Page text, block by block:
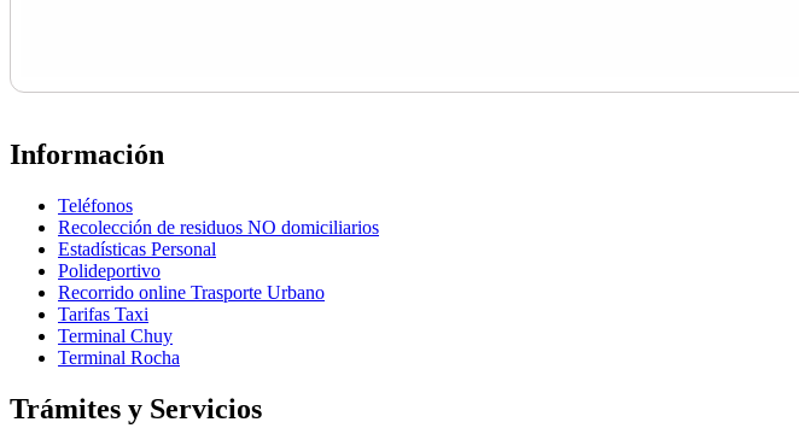
Información
Teléfonos
Recolección de residuos NO domiciliarios
Estadísticas Personal
Polideportivo
Recorrido online Trasporte Urbano
Tarifas Taxi
Terminal Chuy
Terminal Rocha
Trámites y Servicios